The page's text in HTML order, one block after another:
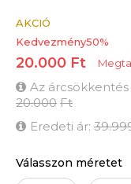
AKCIÓ
Kedvezmény50%
20.000 Ft
Az
20.000 Ft
Eredeti ár:
Válasszon méretet